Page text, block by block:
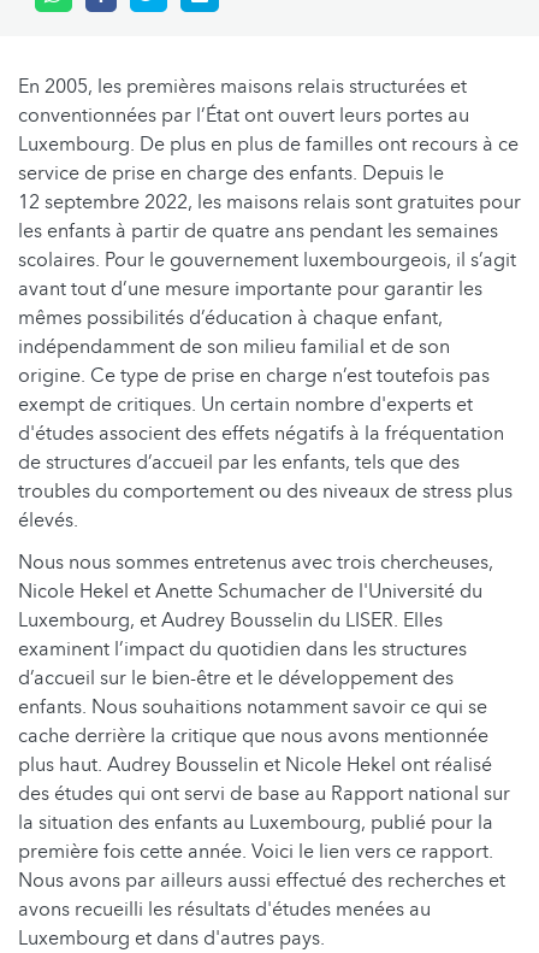
En 2005, les premières maisons relais structurées et
conventionnées par l’État ont ouvert leurs portes au
Luxembourg. De plus en plus de familles ont recours à ce
service de prise en charge des enfants. Depuis le
12 septembre 2022, les maisons relais sont gratuites pour
les enfants à partir de quatre ans pendant les semaines
scolaires. Pour le gouvernement luxembourgeois, il s’agit
avant tout d’une mesure importante pour garantir les
mêmes possibilités d’éducation à chaque enfant,
indépendamment de son milieu familial et de son
origine. Ce type de prise en charge n’est toutefois pas
exempt de critiques. Un certain nombre d'experts et
d'études associent des effets négatifs à la fréquentation
de structures d’accueil par les enfants, tels que des
troubles du comportement ou des niveaux de stress plus
élevés.
Nous nous sommes entretenus avec trois chercheuses,
Nicole Hekel et Anette Schumacher de l'Université du
Luxembourg, et Audrey Bousselin du LISER. Elles
examinent l’impact du quotidien dans les structures
d’accueil sur le bien-être et le développement des
enfants. Nous souhaitions notamment savoir ce qui se
cache derrière la critique que nous avons mentionnée
plus haut. Audrey Bousselin et Nicole Hekel ont réalisé
des études qui ont servi de base au Rapport national sur
la situation des enfants au Luxembourg, publié pour la
première fois cette année. Voici le lien vers ce rapport.
Nous avons par ailleurs aussi effectué des recherches et
avons recueilli les résultats d'études menées au
Luxembourg et dans d'autres pays.